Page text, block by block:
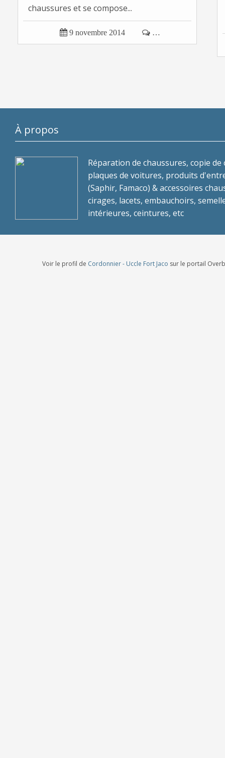
chaussures et se compose...
 9 novembre 2014  …
À propos
Réparation de chaussures, copie de
plaques de voitures, produits
(Saphir, Famaco) & accessoires
cirages, lacets, embauchoirs,
intérieures, ceintures, etc
Voir le profil de Cordonnier - Uccle Fort Jaco sur le portail